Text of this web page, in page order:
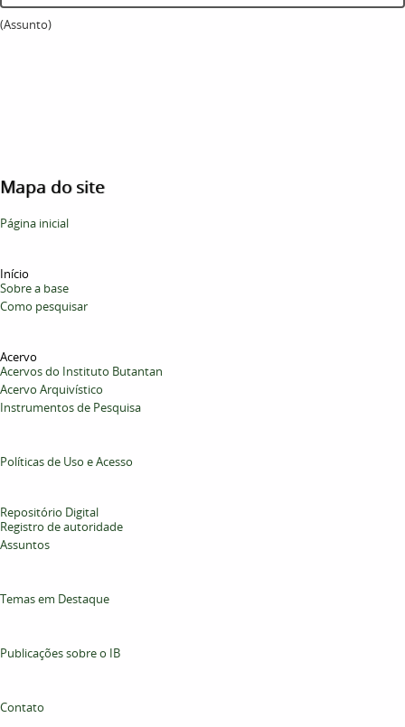
(Assunto)
Mapa do site
Página inicial
Início
Sobre a base
Como pesquisar
Acervo
Acervos do Instituto Butantan
Acervo Arquivístico
Instrumentos de Pesquisa
Políticas de Uso e Acesso
Repositório Digital
Registro de autoridade
Assuntos
Temas em Destaque
Publicações sobre o IB
Contato